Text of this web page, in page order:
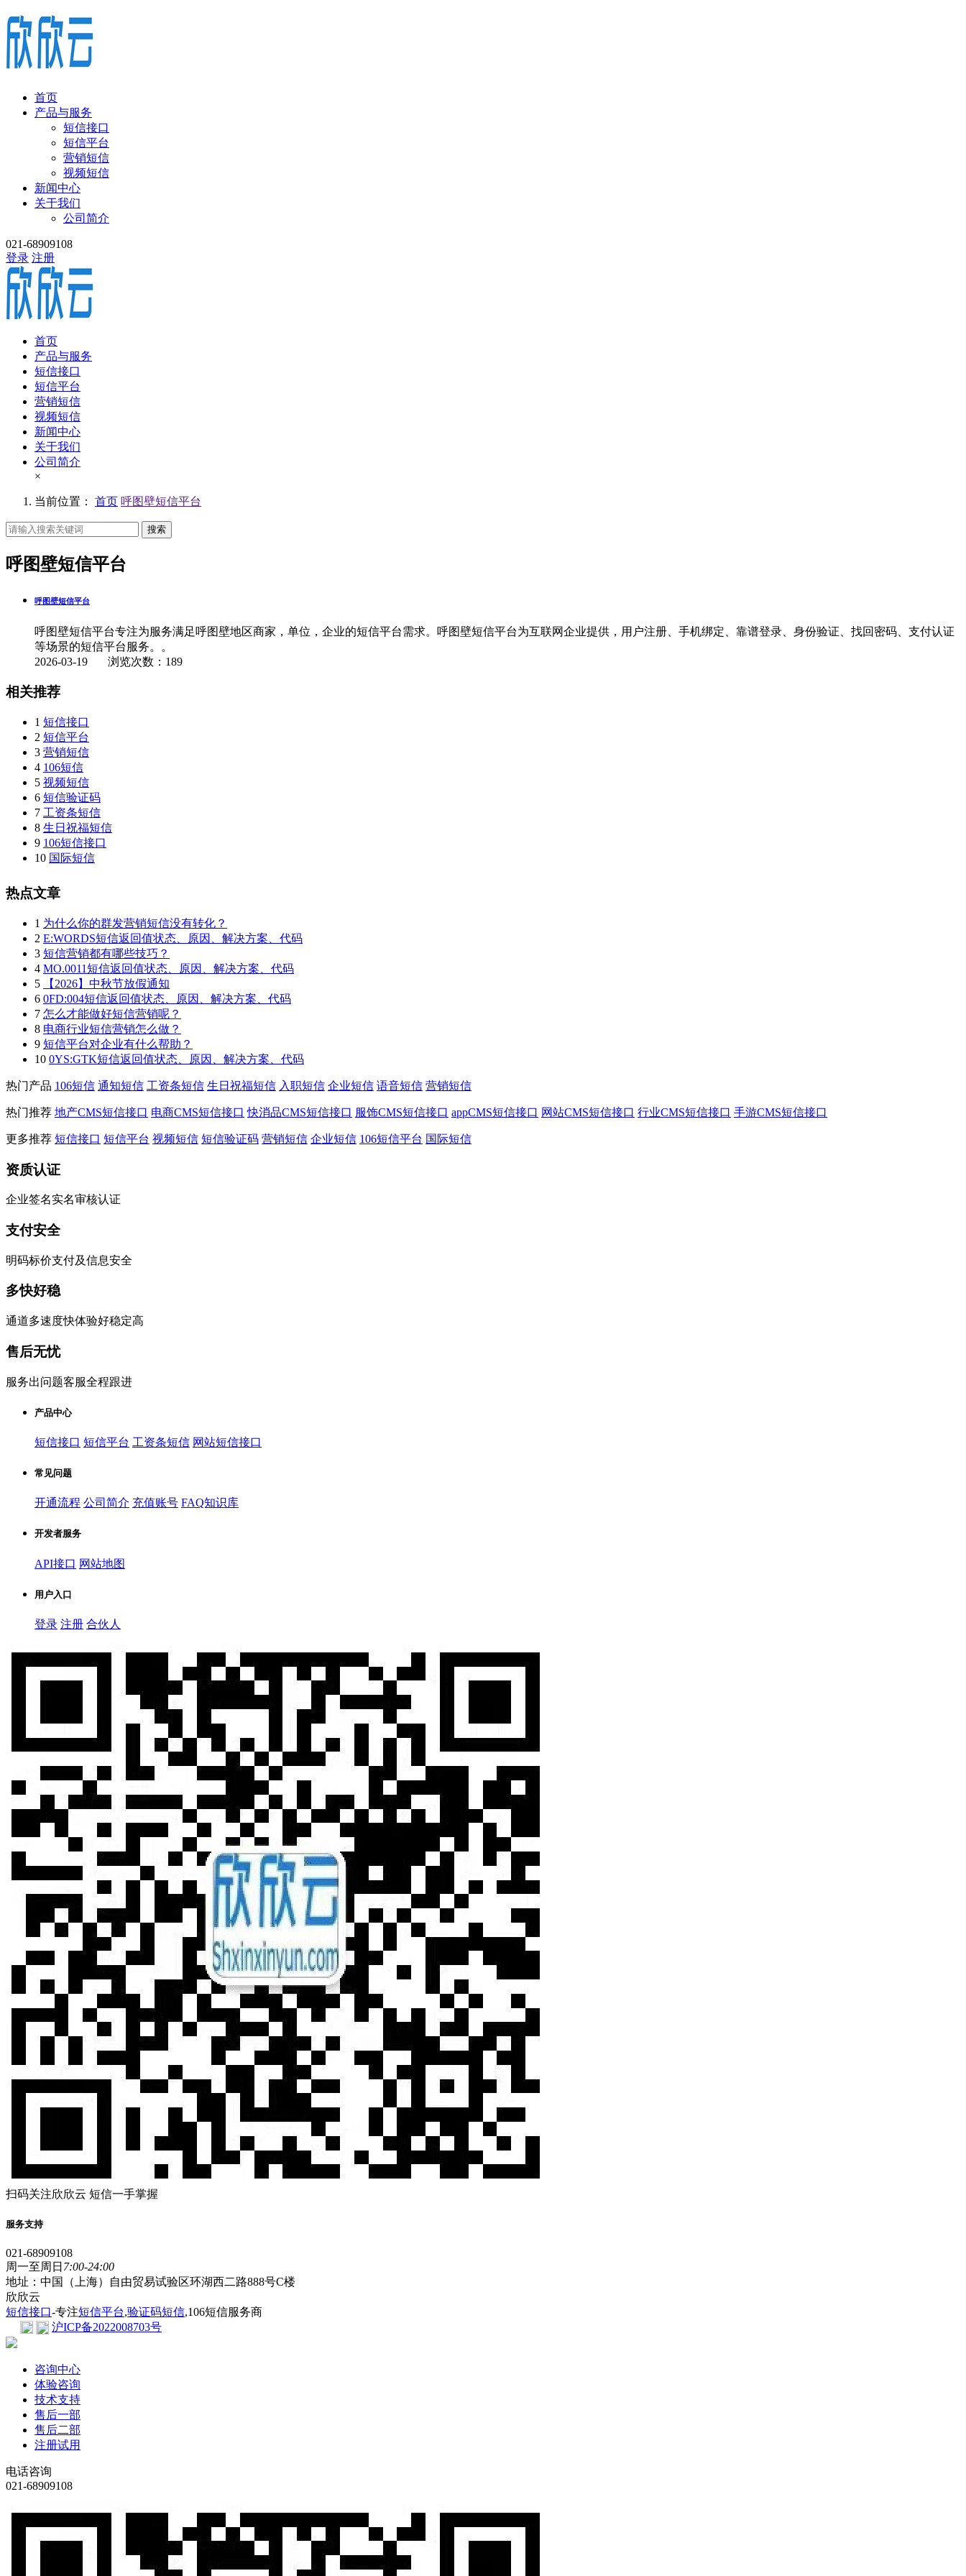
首页
产品与服务
短信接口
短信平台
营销短信
视频短信
新闻中心
关于我们
公司简介
021-68909108
登录 注册
首页
产品与服务
短信接口
短信平台
营销短信
视频短信
新闻中心
关于我们
公司简介
×
当前位置： 首页 呼图壁短信平台
搜索
呼图壁短信平台
呼图壁短信平台
呼图壁短信平台专注为服务满足呼图壁地区商家，单位，企业的短信平台需求。呼图壁短信平台为互联网企业提供，用户注册、手机绑定、靠谱登录、身份验证、找回密码、支付认证
等场景的短信平台服务。。
2026-03-19 浏览次数：189
相关推荐
1 短信接口
2 短信平台
3 营销短信
4 106短信
5 视频短信
6 短信验证码
7 工资条短信
8 生日祝福短信
9 106短信接口
10 国际短信
热点文章
1 为什么你的群发营销短信没有转化？
2 E:WORDS短信返回值状态、原因、解决方案、代码
3 短信营销都有哪些技巧？
4 MO.0011短信返回值状态、原因、解决方案、代码
5
【2026】中秋节放假通知
6 0FD:004短信返回值状态、原因、解决方案、代码
7 怎么才能做好短信营销呢？
8 电商行业短信营销怎么做？
9 短信平台对企业有什么帮助？
10 0YS:GTK短信返回值状态、原因、解决方案、代码
热门产品 106短信 通知短信 工资条短信 生日祝福短信 入职短信 企业短信 语音短信 营销短信
热门推荐 地产CMS短信接口 电商CMS短信接口 快消品CMS短信接口 服饰CMS短信接口 appCMS短信接口 网站CMS短信接口 行业CMS短信接口 手游CMS短信接口
更多推荐 短信接口 短信平台 视频短信 短信验证码 营销短信 企业短信 106短信平台 国际短信
资质认证
企业签名实名审核认证
支付安全
明码标价支付及信息安全
多快好稳
通道多速度快体验好稳定高
售后无忧
服务出问题客服全程跟进
产品中心
短信接口 短信平台 工资条短信 网站短信接口
常见问题
开通流程 公司简介 充值账号 FAQ知识库
开发者服务
API接口 网站地图
用户入口
登录 注册 合伙人
扫码关注欣欣云 短信一手掌握
服务支持
021-68909108
周一至周日 7:00-24:00
地址：中国（上海）自由贸易试验区环湖西二路888号C楼
欣欣云
短信接口-专注短信平台,验证码短信,106短信服务商
沪ICP备2022008703号
咨询中心
体验咨询
技术支持
售后一部
售后二部
注册试用
电话咨询
021-68909108